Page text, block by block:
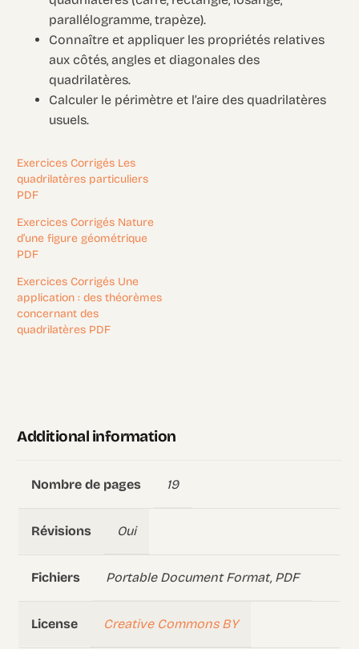
parallélogramme, trapèze).
Connaître et appliquer les propriétés relatives
aux côtés, angles et diagonales des
quadrilatères.
Calculer le périmètre et l’aire des quadrilatères
usuels.
Exercices Corrigés Les
quadrilatères particuliers
PDF
Exercices Corrigés Nature
d’une figure géométrique
PDF
Exercices Corrigés Une
application : des théorèmes
concernant des
quadrilatères PDF
Additional information
Nombre de pages 19
Révisions Oui
Fichiers Portable Document Format, PDF
License Creative Commons BY